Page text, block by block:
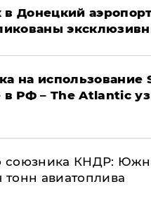
Донецкий
на использование
в РФ – The Atlantic
союзника КНДР:
авиатоплива